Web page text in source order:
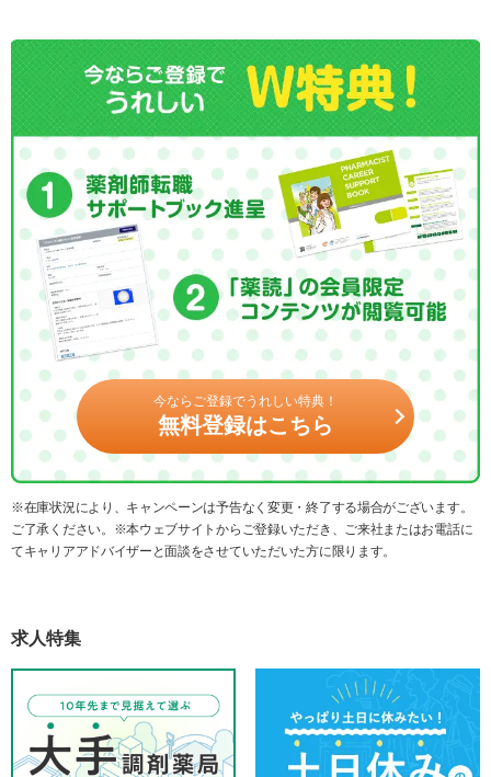
今ならご登録でうれしい特典！
無料登録はこちら
※在庫状況により、キャンペーンは予告なく変更・終了する場合がございます。
ご了承ください。※本ウェブサイトからご登録いただき、ご来社またはお電話に
てキャリアアドバイザーと面談をさせていただいた方に限ります。
求人特集